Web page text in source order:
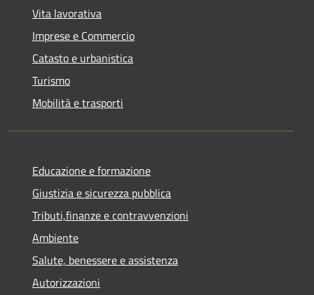
Vita lavorativa
Imprese e Commercio
Catasto e urbanistica
Turismo
Mobilità e trasporti
Educazione e formazione
Giustizia e sicurezza pubblica
Tributi,finanze e contravvenzioni
Ambiente
Salute, benessere e assistenza
Autorizzazioni